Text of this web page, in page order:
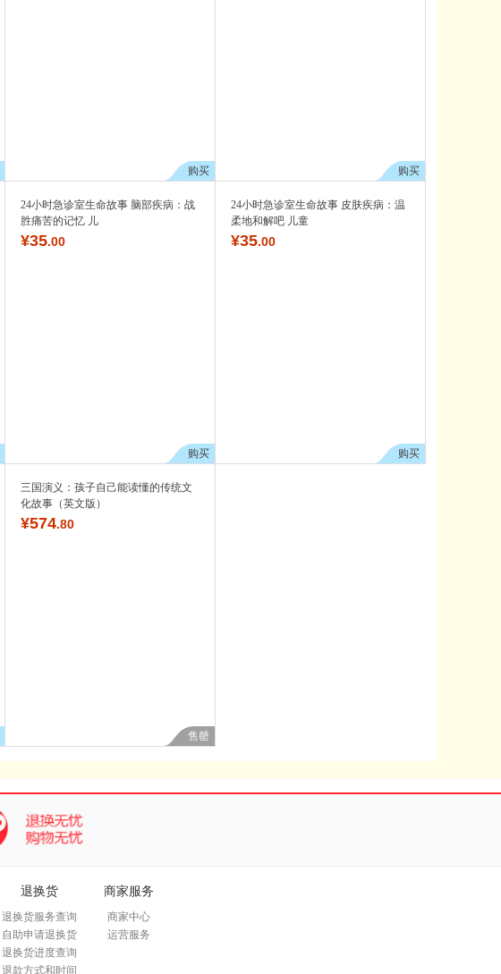
购买 购买
24小时急诊室生命故事 脑部疾病：战
胜痛苦的记忆 儿
¥35.00
购买
24小时急诊室生命故事 皮肤疾病：温
柔地和解吧 儿童
¥35.00
购买
三国演义：孩子自己能读懂的传统文
化故事（英文版）
¥574.80
售罄
退换货
退换货服务查询
自助申请退换货
退换货进度查询
退款方式和时间
商家服务
商家中心
运营服务